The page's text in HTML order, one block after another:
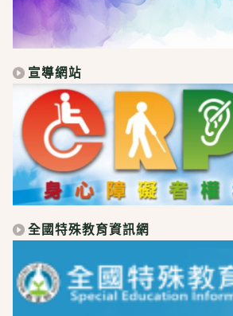
宣導網站
全國特殊教育資訊網